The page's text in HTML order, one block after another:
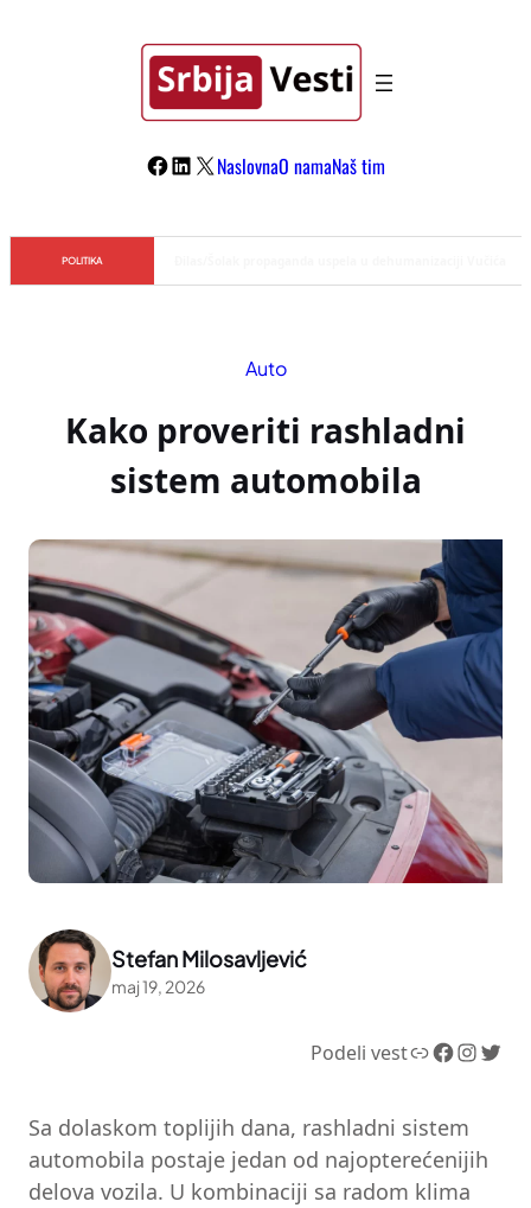
Facebook
LinkedIn
X NaslovnaO namaNaš tim
POLITIKA
Auto
Kako proveriti rashladni
sistem automobila
Stefan Milosavljević
maj 19, 2026
Podeli vestLink Facebook InstagramTwitter
Sa dolaskom toplijih dana, rashladni sistem
automobila postaje jedan od najopterećenijih
delova vozila. U kombinaciji sa radom klima